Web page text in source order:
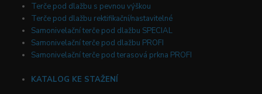
Terče pod dlažbu s pevnou výškou
Terče pod dlažbu rektifikační/nastavitelné
Samonivelační terče pod dlažbu SPECIAL
Samonivelační terče pod dlažbu PROFI
Samonivelační terče pod terasová prkna PROFI
KATALOG KE STAŽENÍ